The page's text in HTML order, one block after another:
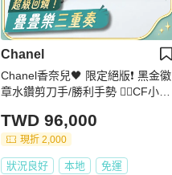
Chanel
Chanel香奈兒🖤 限定絕版❗️ 黑金徽
章水鑽剪刀手/勝利手勢 ✌🏻CF小mi
TWD 96,000
現折 2,000
狀況良好 本地 免運